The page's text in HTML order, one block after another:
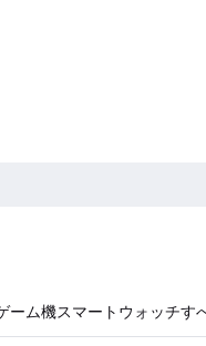
ーム機スマートウォッチす